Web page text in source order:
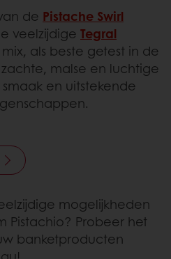
de Pistache Swirl
veelzijdige Tegral
als beste getest in de
malse en luchtige
en uitstekende
mogelijkheden
Pistachio? Probeer het
banketproducten